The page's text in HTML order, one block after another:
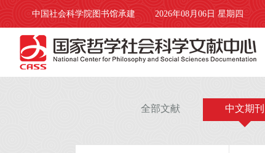
2026年08月06日 星期四
中国社会科学院图书馆承建
全部文献 中文期刊